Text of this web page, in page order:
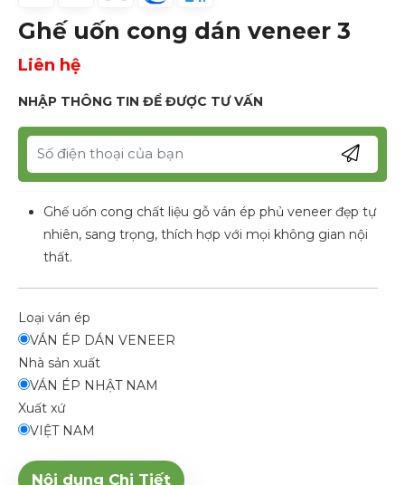
Ghế uốn cong dán veneer 3
Liên hệ
NHẬP THÔNG TIN ĐỂ ĐƯỢC TƯ VẤN
Ghế uốn cong chất liệu gỗ ván ép phủ veneer đẹp tự
nhiên, sang trọng, thích hợp với mọi không gian nội
thất.
Loại ván ép
VÁN ÉP DÁN VENEER
Nhà sản xuất
VÁN ÉP NHẬT NAM
Xuất xứ
VIỆT NAM
Nội dung Chi Tiết